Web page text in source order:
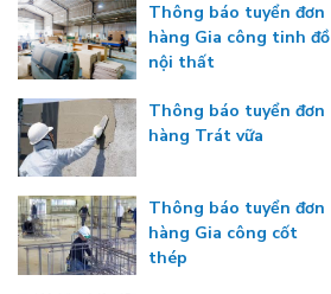
Thông báo tuyển đơn
hàng Gia công tinh đồ
nội thất
Thông báo tuyển đơn
hàng Trát vữa
Thông báo tuyển đơn
hàng Gia công cốt
thép